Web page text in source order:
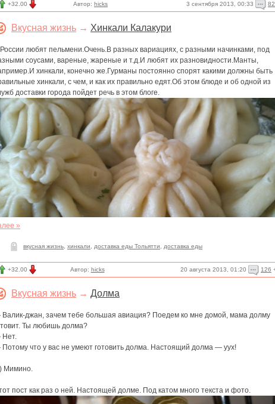
+32.00 Автор: hicks 3 сентября 2013, 00:33 82
Вкусная жизнь → Хинкали Калакури
любят пельмени.Очень.В разных вариациях, с разными начинками, под
соусами, вареные, жареные и т.д.И любят их разновидности.Манты,
хинкали, конечно же.Гурманы постоянно спорят какими должны быть
хинкали, с чем, и как их правильно едят.Об этом блюде и об одной из
доставки города пойдет речь в этом блоге.
»
вкусная жизнь хинкали доставка еды Тольятти доставка еды
+32.00 Автор: hicks 20 августа 2013, 01:20 126
Вкусная жизнь → Долма
джан, зачем тебе большая авиация? Поедем ко мне домой, мама долму
Ты любишь долма?
что у вас не умеют готовить долма. Настоящий долма — уух!
Мимино.
пост как раз о ней. Настоящей долме. Под катом много текста и фото.